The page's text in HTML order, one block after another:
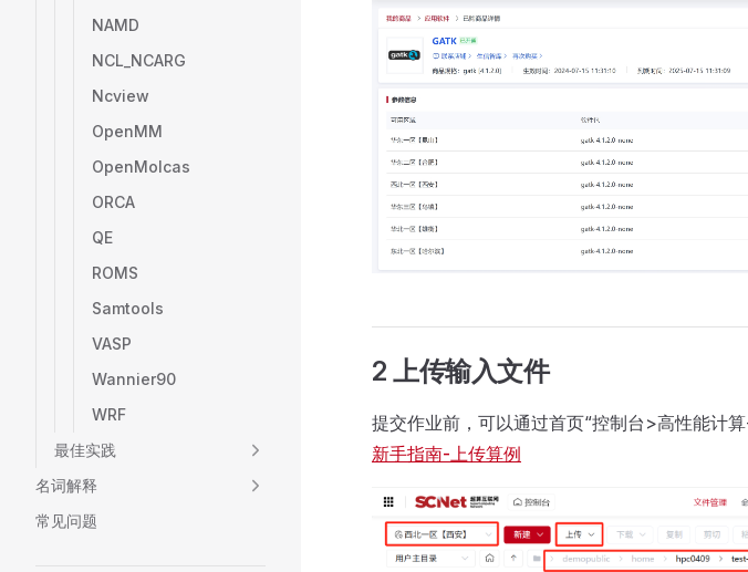
NAMD
NCL_NCARG
Ncview
OpenMM
OpenMolcas
ORCA
QE
ROMS
Samtools
VASP
Wannier90
WRF
最佳实践
名词解释
常见问题
2 上传输入文件
提交作业前，可以通过首页“控制台>高性能计
新手指南-上传算例